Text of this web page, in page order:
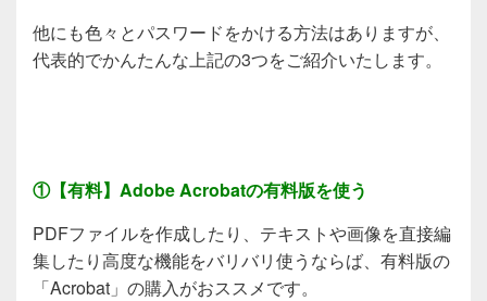
他にも色々とパスワードをかける方法はありますが、
代表的でかんたんな上記の3つをご紹介いたします。
①【有料】Adobe Acrobatの有料版を使う
PDFファイルを作成したり、テキストや画像を直接編
集したり高度な機能をバリバリ使うならば、有料版の
「Acrobat」の購入がおススメです。